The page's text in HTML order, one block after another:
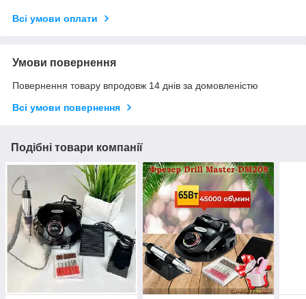
Всі умови оплати
Умови повернення
Повернення товару впродовж 14 днів за домовленістю
Всі умови повернення
Подібні товари компанії